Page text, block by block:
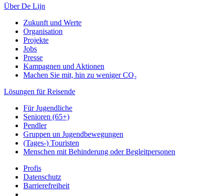
Über De Lijn
Zukunft und Werte
Organisation
Projekte
Jobs
Presse
Kampagnen und Aktionen
Machen Sie mit, hin zu weniger CO₂
Lösungen für Reisende
Für Jugendliche
Senioren (65+)
Pendler
Gruppen un Jugendbewegungen
(Tages-) Touristen
Menschen mit Behinderung oder Begleitpersonen
Profis
Datenschutz
Barrierefreiheit